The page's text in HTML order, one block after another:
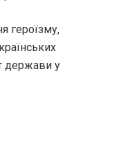
героїзму,
держави у